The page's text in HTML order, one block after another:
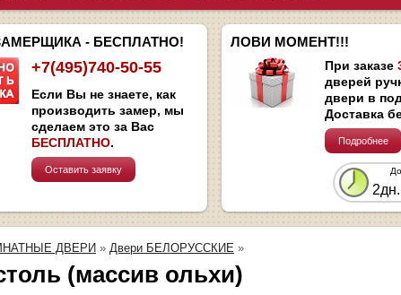
- БЕСПЛАТНО!
+7(495)740-50-55
Если Вы не знаете, как
производить замер, мы
сделаем это за Вас
БЕСПЛАТНО.
Оставить заявку
ЛОВИ МОМЕНТ!!!
При заказе
дверей
двери в
Доставка
Подробнее
2дн.
ДВЕРИ » Двери БЕЛОРУССКИЕ »
(массив ольхи)